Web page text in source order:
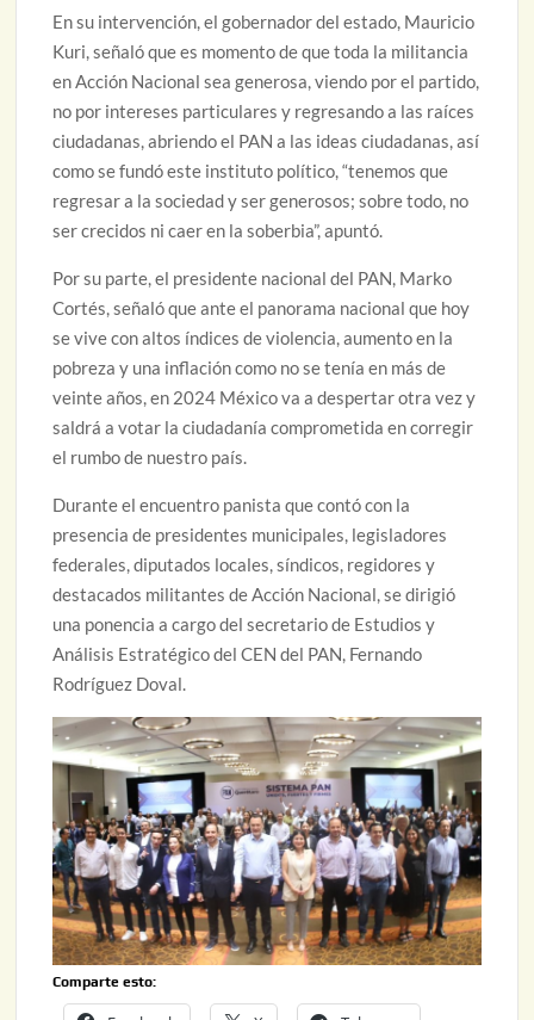
En su intervención, el gobernador del estado, Mauricio
Kuri, señaló que es momento de que toda la militancia
en Acción Nacional sea generosa, viendo por el partido,
no por intereses particulares y regresando a las raíces
ciudadanas, abriendo el PAN a las ideas ciudadanas, así
como se fundó este instituto político, “tenemos que
regresar a la sociedad y ser generosos; sobre todo, no
ser crecidos ni caer en la soberbia”, apuntó.
Por su parte, el presidente nacional del PAN, Marko
Cortés, señaló que ante el panorama nacional que hoy
se vive con altos índices de violencia, aumento en la
pobreza y una inflación como no se tenía en más de
veinte años, en 2024 México va a despertar otra vez y
saldrá a votar la ciudadanía comprometida en corregir
el rumbo de nuestro país.
Durante el encuentro panista que contó con la
presencia de presidentes municipales, legisladores
federales, diputados locales, síndicos, regidores y
destacados militantes de Acción Nacional, se dirigió
una ponencia a cargo del secretario de Estudios y
Análisis Estratégico del CEN del PAN, Fernando
Rodríguez Doval.
Comparte esto: